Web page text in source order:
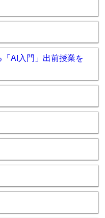
「AI入門」出前授業を